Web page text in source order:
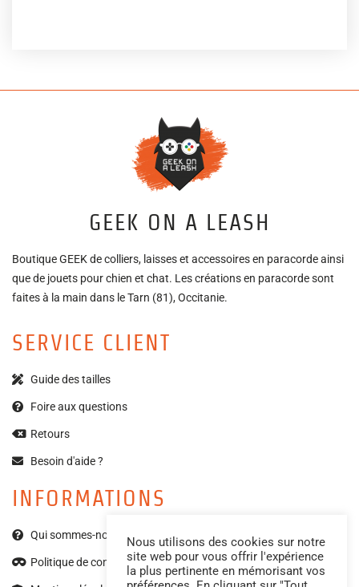
GEEK ON A LEASH
Boutique GEEK de colliers, laisses et accessoires en paracorde ainsi
que de jouets pour chien et chat. Les créations en paracorde sont
faites à la main dans le Tarn (81), Occitanie.
SERVICE CLIENT
Guide des tailles
Foire aux questions
Retours
Besoin d'aide ?
INFORMATIONS
Qui sommes-nous ?
Politique de confidentialité
Nous utilisons des cookies sur notre
site web pour vous offrir l'expérience
la plus pertinente en mémorisant vos